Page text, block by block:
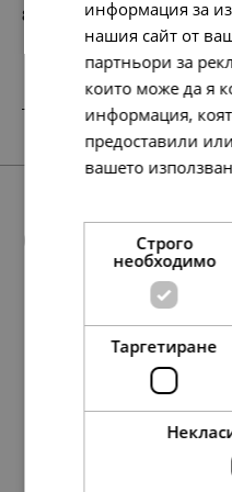
88. 45.00 €
129.
72 лв.
45. 00
50. 00
45. 00
Още
информация за
нашия сайт от
партньори за
които може да я
информация,
предоставили
вашето
Строго
необходимо
Таргетиране